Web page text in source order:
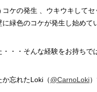
ケの発生 、ウキウキして
緑色のコケが発生し始めて
・・そんな経験をお持ちで
忘れたLoki（@CarnoLoki